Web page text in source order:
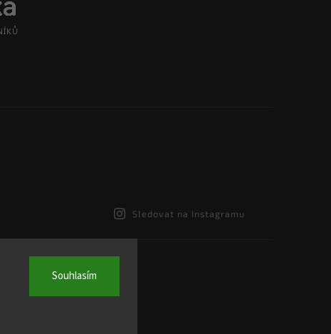
Souhlasím
Sledovat na Instagramu